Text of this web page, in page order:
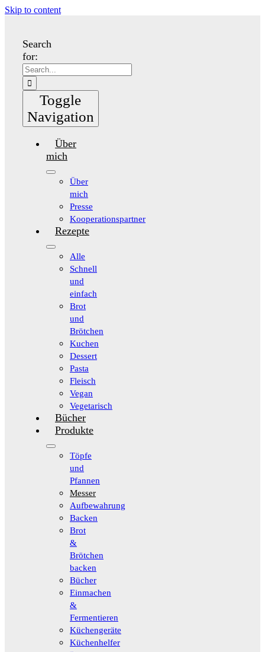
Skip to content
Search
for:
Toggle
Navigation
Über
mich
Über
mich
Presse
Kooperationspartner
Rezepte
Alle
Schnell
und
einfach
Brot
und
Brötchen
Kuchen
Dessert
Pasta
Fleisch
Vegan
Vegetarisch
Bücher
Produkte
Töpfe
und
Pfannen
Messer
Aufbewahrung
Backen
Brot
&
Brötchen
backen
Bücher
Einmachen
&
Fermentieren
Küchengeräte
Küchenhelfer